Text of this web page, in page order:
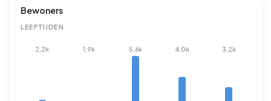
Bewoners
LEEFTIJDEN
2,2k 1,9k 5,6k 4,0k 3,2k